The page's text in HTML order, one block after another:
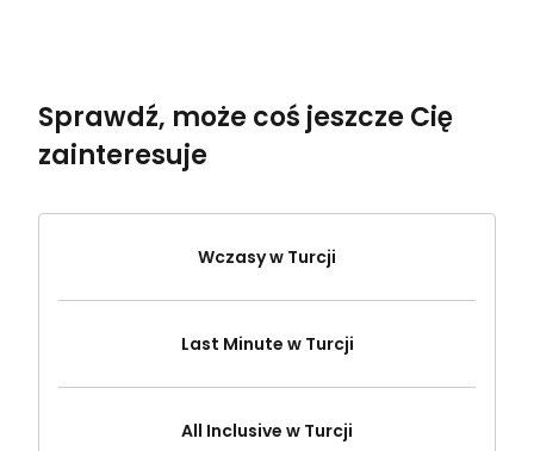
Sprawdź, może coś jeszcze Cię
zainteresuje
Wczasy w Turcji
Last Minute w Turcji
All Inclusive w Turcji